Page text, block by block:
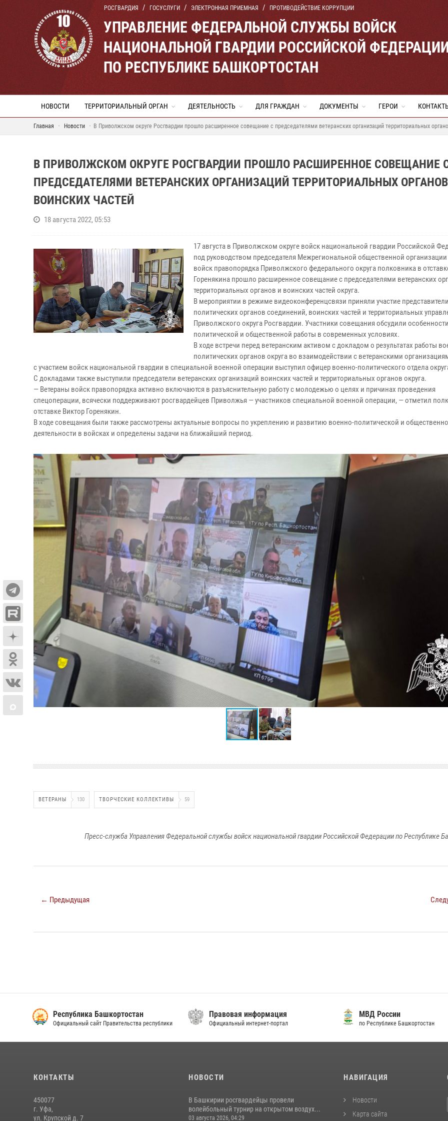
РОСГВАРДИЯ ГОСУСЛУГИ ЭЛЕКТРОННАЯ ПРИЕМНАЯ ПРОТИВОДЕЙСТВИЕ КОРРУПЦИИ
УПРАВЛЕНИЕ ФЕДЕРАЛЬНОЙ СЛУЖБЫ ВОЙСК
НАЦИОНАЛЬНОЙ ГВАРДИИ РОССИЙСКОЙ
ПО РЕСПУБЛИКЕ БАШКОРТОСТАН
НОВОСТИ ТЕРРИТОРИАЛЬНЫЙ ОРГАН ДЕЯТЕЛЬНОСТЬ ДЛЯ ГРАЖДАН ДОКУМЕНТЫ ГЕРОИ
Главная Новости В Приволжском округе Росгвардии прошло расширенное совещание с председателями ветеранских организаций территориальных
В ПРИВОЛЖСКОМ ОКРУГЕ РОСГВАРДИИ ПРОШЛО РАСШИРЕННОЕ СОВЕЩАНИЕ
ПРЕДСЕДАТЕЛЯМИ ВЕТЕРАНСКИХ ОРГАНИЗАЦИЙ ТЕРРИТОРИАЛЬНЫХ
ВОИНСКИХ ЧАСТЕЙ
18 августа 2022, 05:53
17 августа в Приволжском округе войск национальной гвардии Российской
под руководством председателя Межрегиональной общественной организации
войск правопорядка Приволжского федерального округа полковника в
Горенякина прошло расширенное совещание с председателями ветеранских
территориальных органов и воинских частей округа.
В мероприятии в режиме видеоконференцсвязи приняли участие
политических органов соединений, воинских частей и территориальных
Приволжского округа Росгвардии. Участники совещания обсудили
политической и общественной работы в современных условиях.
В ходе встречи перед ветеранским активом с докладом о результатах работы
политических органов округа во взаимодействии с ветеранскими
с участием войск национальной гвардии в специальной военной операции выступил офицер военно-политического отдела
С докладами также выступили председатели ветеранских организаций воинских частей и территориальных органов округа.
— Ветераны войск правопорядка активно включаются в разъяснительную работу с молодежью о целях и причинах проведения
спецоперации, всячески поддерживают росгвардейцев Приволжья — участников специальной военной операции, — отметил
отставке Виктор Горенякин.
В ходе совещания были также рассмотрены актуальные вопросы по укреплению и развитию военно-политической и
деятельности в войсках и определены задачи на ближайший период.
ВЕТЕРАНЫ 130 ТВОРЧЕСКИЕ КОЛЛЕКТИВЫ 59
Пресс-служба Управления Федеральной службы войск национальной гвардии Российской Федерации по Республике
← Предыдущая
Республика Башкортостан
Официальный сайт Правительства республики
Правовая информация
Официальный интернет-портал
МВД России
по Республике Башкортостан
КОНТАКТЫ
450077
г. Уфа,
ул. Крупской д. 7
НОВОСТИ
В Башкирии росгвардейцы провели
волейбольный турнир на открытом воздух...
03 августа 2026, 04:29
НАВИГАЦИЯ
Новости
Карта сайта